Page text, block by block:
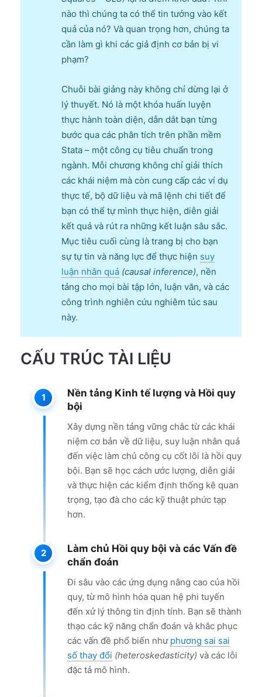
nào thì chúng ta có thể tin tưởng vào kết
quả của nó? Và quan trọng hơn, chúng ta
cần làm gì khi các giả định cơ bản bị vi
phạm?
Chuỗi bài giảng này không chỉ dừng lại ở
lý thuyết. Nó là một khóa huấn luyện
thực hành toàn diện, dẫn dắt bạn từng
bước qua các phân tích trên phần mềm
Stata – một công cụ tiêu chuẩn trong
ngành. Mỗi chương không chỉ giải thích
các khái niệm mà còn cung cấp các ví dụ
thực tế, bộ dữ liệu và mã lệnh chi tiết để
bạn có thể tự mình thực hiện, diễn giải
kết quả và rút ra những kết luận sâu sắc.
Mục tiêu cuối cùng là trang bị cho bạn
sự tự tin và năng lực để thực hiện suy
luận nhân quả (causal inference), nền
tảng cho mọi bài tập lớn, luận văn, và các
công trình nghiên cứu nghiêm túc sau
này.
CẤU TRÚC TÀI LIỆU
Nền tảng Kinh tế lượng và Hồi quy
bội
Xây dựng nền tảng vững chắc từ các khái
niệm cơ bản về dữ liệu, suy luận nhân quả
đến việc làm chủ công cụ cốt lõi là hồi quy
bội. Bạn sẽ học cách ước lượng, diễn giải
và thực hiện các kiểm định thống kê quan
trọng, tạo đà cho các kỹ thuật phức tạp
hơn.
Làm chủ Hồi quy bội và các Vấn đề
chẩn đoán
Đi sâu vào các ứng dụng nâng cao của hồi
quy, từ mô hình hóa quan hệ phi tuyến
đến xử lý thông tin định tính. Bạn sẽ thành
thạo các kỹ năng chẩn đoán và khắc phục
các vấn đề phổ biến như phương sai sai
số thay đổi (heteroskedasticity) và các lỗi
đặc tả mô hình.